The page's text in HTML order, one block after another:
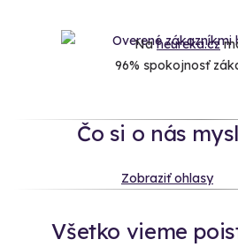
Naheureka.cz
96% spokojnosť
Čo si o nás
Zobraziť ohlasy
Všetko vieme